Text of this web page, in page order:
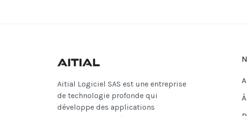
Aitial Logiciel SAS est une entreprise
de technologie profonde qui
développe des applications